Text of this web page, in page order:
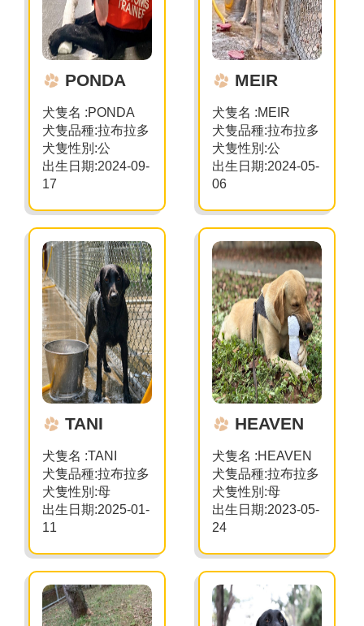
PONDA
犬隻名 :PONDA
犬隻品種:拉布拉多
犬隻性別 :公
出生日期:2024-09-
17
MEIR
犬隻名 :MEIR
犬隻品種:拉布拉多
犬隻性別 :公
出生日期:2024-05-
06
TANI
犬隻名 :TANI
犬隻品種:拉布拉多
犬隻性別 :母
出生日期:2025-01-
11
HEAVEN
犬隻名 :HEAVEN
犬隻品種:拉布拉多
犬隻性別 :母
出生日期:2023-05-
24